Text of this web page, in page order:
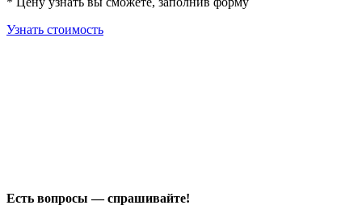
Узнать стоимость
Есть вопросы — спрашивайте!